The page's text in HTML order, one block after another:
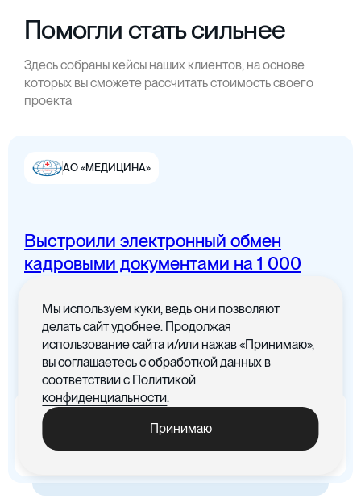
ECM
Цифровая канцелярия
Цифровые договоры
Цифровая бухгалтерия
Помогли стать сильнее
Здесь собраны кейсы наших клиентов, на основе
которых вы сможете рассчитать стоимость своего
проекта
АО «МЕДИЦИНА»
Выстроили электронный обмен
кадровыми документами на 1 000
Все документы в одном месте с
понятным интерфейсом
x5
Ускорились процедуры
обработки документов
-30%
издержки, связанные с печатью
Мы используем куки, ведь они позволяют
делать сайт удобнее. Продолжая
использование сайта и/или нажав «Принимаю»,
вы соглашаетесь с обработкой данных в
соответствии с Политикой
конфиденциальности.
Принимаю